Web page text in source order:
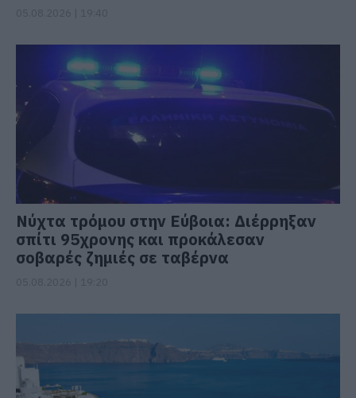
Νύχτα τρόμου στην Εύβοια: Διέρρηξαν
σπίτι 95χρονης και προκάλεσαν
σοβαρές ζημιές σε ταβέρνα